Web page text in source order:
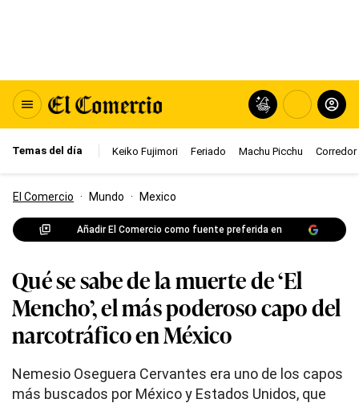
Temas del día Keiko Fujimori Feriado Machu Picchu Corredor
El Comercio · Mundo · Mexico
Añadir El Comercio como fuente preferida en
Qué se sabe de la muerte de ‘El
Mencho’, el más poderoso capo del
narcotráfico en México
Nemesio Oseguera Cervantes era uno de los capos
más buscados por México y Estados Unidos, que